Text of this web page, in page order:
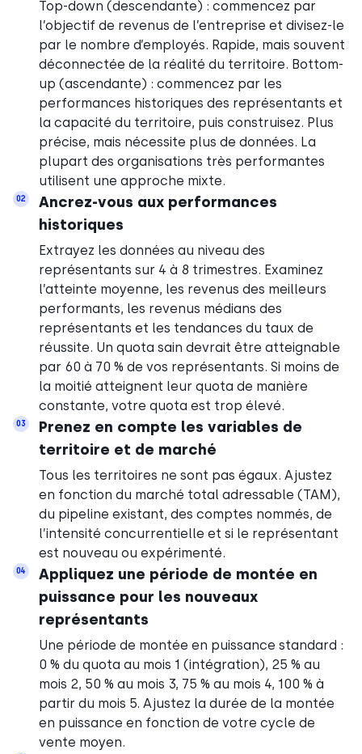
Top-down (descendante) : commencez par
l’objectif de revenus de l’entreprise et divisez-le
par le nombre d’employés. Rapide, mais souvent
déconnectée de la réalité du territoire. Bottom-
up (ascendante) : commencez par les
performances historiques des représentants et
la capacité du territoire, puis construisez. Plus
précise, mais nécessite plus de données. La
plupart des organisations très performantes
utilisent une approche mixte.
02
Ancrez-vous aux performances
historiques
Extrayez les données au niveau des
représentants sur 4 à 8 trimestres. Examinez
l’atteinte moyenne, les revenus des meilleurs
performants, les revenus médians des
représentants et les tendances du taux de
réussite. Un quota sain devrait être atteignable
par 60 à 70 % de vos représentants. Si moins de
la moitié atteignent leur quota de manière
constante, votre quota est trop élevé.
03
Prenez en compte les variables de
territoire et de marché
Tous les territoires ne sont pas égaux. Ajustez
en fonction du marché total adressable (TAM),
du pipeline existant, des comptes nommés, de
l’intensité concurrentielle et si le représentant
est nouveau ou expérimenté.
04
Appliquez une période de montée en
puissance pour les nouveaux
représentants
Une période de montée en puissance standard :
0 % du quota au mois 1 (intégration), 25 % au
mois 2, 50 % au mois 3, 75 % au mois 4, 100 % à
partir du mois 5. Ajustez la durée de la montée
en puissance en fonction de votre cycle de
vente moyen.